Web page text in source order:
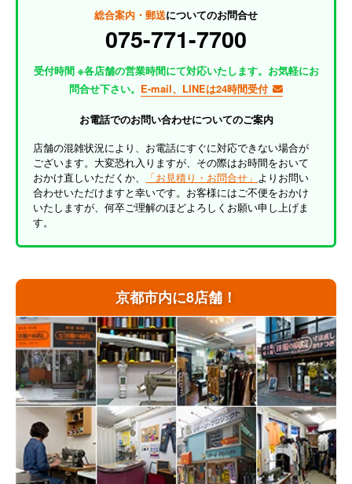
京都市内に8店舗！
総合案内・郵送についてのお問合せ
075-771-7700
受付時間 ※各店舗の営業時間にて対応いたします。お気軽にお
問合せ下さい。 E-mail、LINEは24時間受付
お電話でのお問い合わせについてのご案内
店舗の混雑状況により、お電話にすぐに対応できない場合が
ございます。大変恐れ入りますが、その際はお時間をおいて
おかけ直しいただくか、
「お見積り・お問合せ」 よりお問い
合わせいただけますと幸いです。お客様にはご不便をおかけ
いたしますが、何卒ご理解のほどよろしくお願い申し上げま
す。